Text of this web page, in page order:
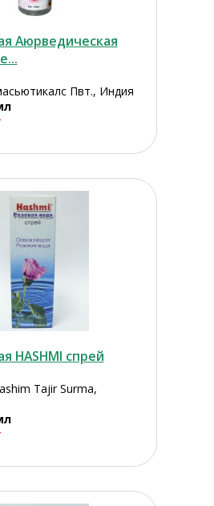
Аюрведическая
Пвт., Индия
HASHMI спрей
Tajir Surma,